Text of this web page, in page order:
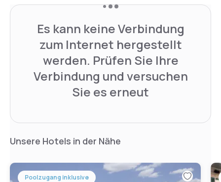
Es kann keine Verbindung
zum Internet hergestellt
werden. Prüfen Sie Ihre
Verbindung und versuchen
Sie es erneut
Unsere Hotels in der Nähe
Poolzugang inklusive